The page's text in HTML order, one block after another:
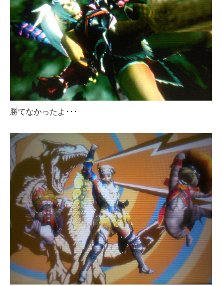
勝てなかったよ･･･